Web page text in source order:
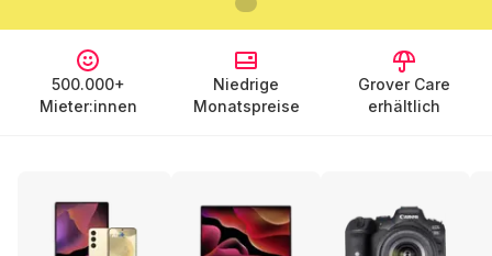
500.000+
Mieter:innen
Niedrige
Monatspreise
Grover Care
erhältlich